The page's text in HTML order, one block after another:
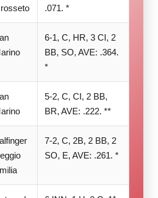
.071. *
6-1, C, HR, 3 CI, 2
BB, SO, AVE: .364.
*
5-2, C, CI, 2 BB,
BR, AVE: .222. **
7-2, C, 2B, 2 BB, 2
SO, E, AVE: .261. *